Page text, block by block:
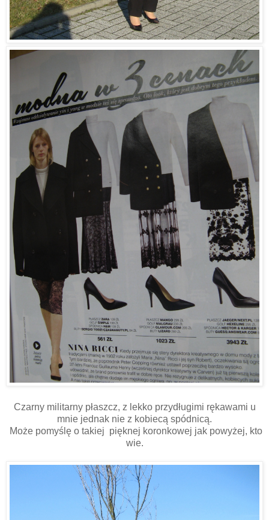
Czarny militarny płaszcz, z lekko przydługimi rękawami u
mnie jednak nie z kobiecą spódnicą.
Może pomyślę o takiej pięknej koronkowej jak powyżej, kto
wie.